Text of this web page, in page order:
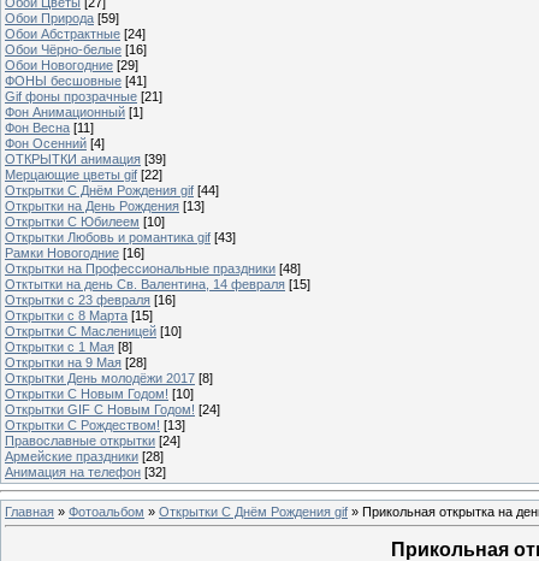
Обои Природа [59]
Обои Абстрактные [24]
Обои Чёрно-белые [16]
Обои Новогодние [29]
ФОНЫ бесшовные [41]
Gif фоны прозрачные [21]
Фон Анимационный [1]
Фон Весна [11]
Фон Осенний [4]
ОТКРЫТКИ анимация [39]
Мерцающие цветы gif [22]
Открытки С Днём Рождения gif [44]
Открытки на День Рождения [13]
Открытки С Юбилеем [10]
Открытки Любовь и романтика gif [43]
Рамки Новогодние [16]
Открытки на Профессиональные праздники [48]
Отктытки на день Св. Валентина, 14 февраля [15]
Открытки с 23 февраля [16]
Открытки с 8 Марта [15]
Открытки С Масленицей [10]
Открытки с 1 Мая [8]
Открытки на 9 Мая [28]
Открытки День молодёжи 2017 [8]
Открытки С Новым Годом! [10]
Открытки GIF С Новым Годом! [24]
Открытки С Рождеством! [13]
Православные открытки [24]
Армейские праздники [28]
Анимация на телефон [32]
Главная » Фотоальбом » Открытки С Днём Рождения gif » Прикольная открытка на
Прикольная